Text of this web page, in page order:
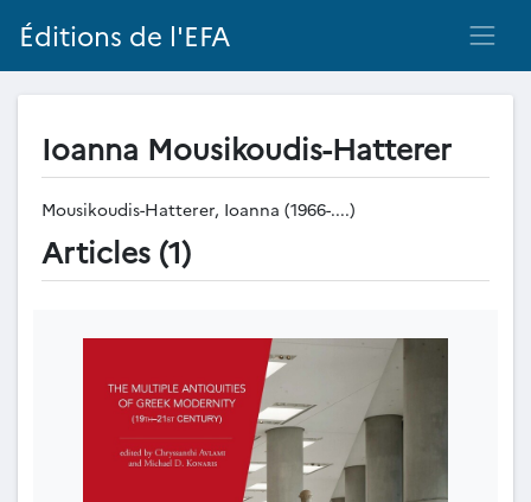
Éditions de l'EFA
Ioanna Mousikoudis-Hatterer
Mousikoudis-Hatterer, Ioanna (1966-....)
Articles (1)